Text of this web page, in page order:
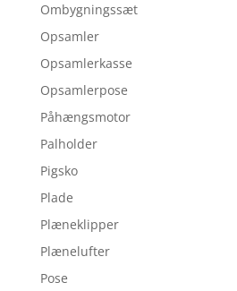
Ombygningssæt
Opsamler
Opsamlerkasse
Opsamlerpose
Påhængsmotor
Palholder
Pigsko
Plade
Plæneklipper
Plænelufter
Pose